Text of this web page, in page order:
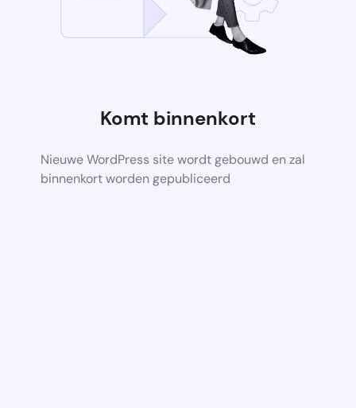
Komt binnenkort
Nieuwe WordPress site wordt gebouwd en zal
binnenkort worden gepubliceerd